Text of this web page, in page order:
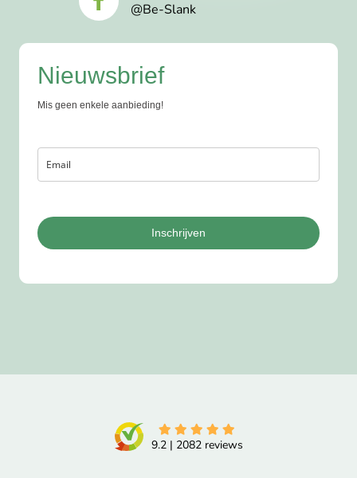
@Be-Slank
Nieuwsbrief
Mis geen enkele aanbieding!
Inschrijven
9.2| 2082reviews